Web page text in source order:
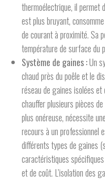
thermoélectrique, il permet
est plus bruyant,
de courant à proximité. Sa
température de surface du
Système de gaines :Un
chaud près du poêle et le
réseau de gaines isolées
chauffer plusieurs pièces
plus onéreuse, nécessite
recours à un professionnel
différents types de gaines
caractéristiques
et de coût. L’isolation des